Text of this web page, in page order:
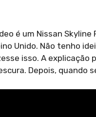
é um Nissan
Unido. Não tenho
isso. A explicação
Depois, quando